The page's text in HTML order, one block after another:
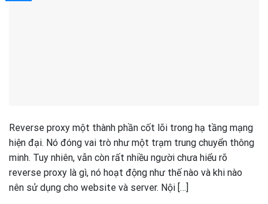
Reverse proxy một thành phần cốt lõi trong hạ tầng mạng
hiện đại. Nó đóng vai trò như một trạm trung chuyển thông
minh. Tuy nhiên, vẫn còn rất nhiều người chưa hiểu rõ
reverse proxy là gì, nó hoạt động như thế nào và khi nào
nên sử dụng cho website và server. Nội […]